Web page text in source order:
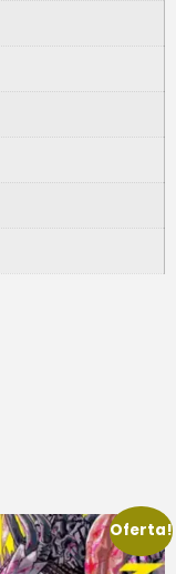
Oferta!